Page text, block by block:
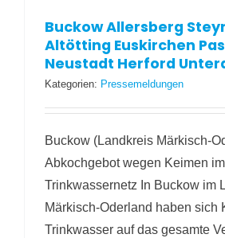
Buckow Allersberg
Altötting Euskirchen
Neustadt Herford
Kategorien: Pressemeldungen
Buckow (Landkreis Märkisch-
Abkochgebot wegen Keimen
Trinkwassernetz In Buckow im
Märkisch-Oderland haben sich
Trinkwasser auf das gesamte